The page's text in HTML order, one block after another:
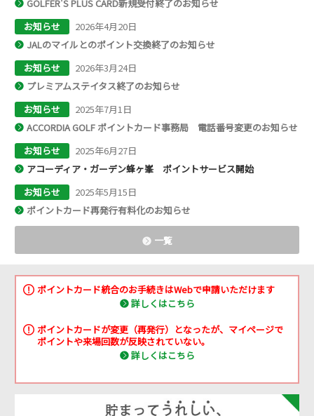
GOLFER'S PLUS CARD新規受付終了のお知らせ
お知らせ
2026年4月20日
JALのマイルとのポイント交換終了のお知らせ
お知らせ
2026年3月24日
プレミアムステイタス終了のお知らせ
お知らせ
2025年7月1日
ACCORDIA GOLF ポイントカード事務局 電話番号変更のお知らせ
お知らせ
2025年6月27日
アコーディア・ガーデン蜂ヶ峯 ポイントサービス開始
お知らせ
2025年5月15日
ポイントカード再発行有料化のお知らせ
一覧
ポイントカード統合のお手続きはWebで申請いただけます
詳しくはこちら
ポイントカードが変更（再発行）となったが、マイページで
ポイントや来場回数が反映されていない。
詳しくはこちら